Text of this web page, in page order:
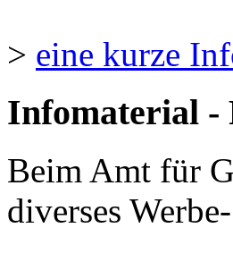
> eine kurze
Infomaterial -
Beim Amt für
diverses